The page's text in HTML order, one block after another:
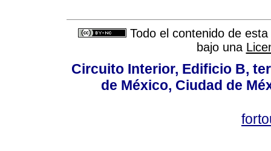
Todo el contenido de
bajo una
Circuito Interior, Edificio B,
de México, Ciudad de